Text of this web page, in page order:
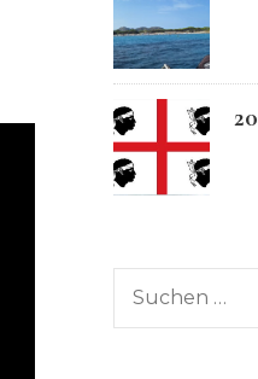
Suchen